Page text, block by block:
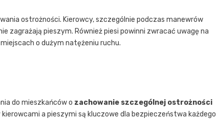
ostrożności. Kierowcy, szczególnie podczas manewrów
zagrażają pieszym. Również piesi powinni zwracać uwagę na
o dużym natężeniu ruchu.
do mieszkańców o zachowanie szczególnej ostrożności
a pieszymi są kluczowe dla bezpieczeństwa każdego